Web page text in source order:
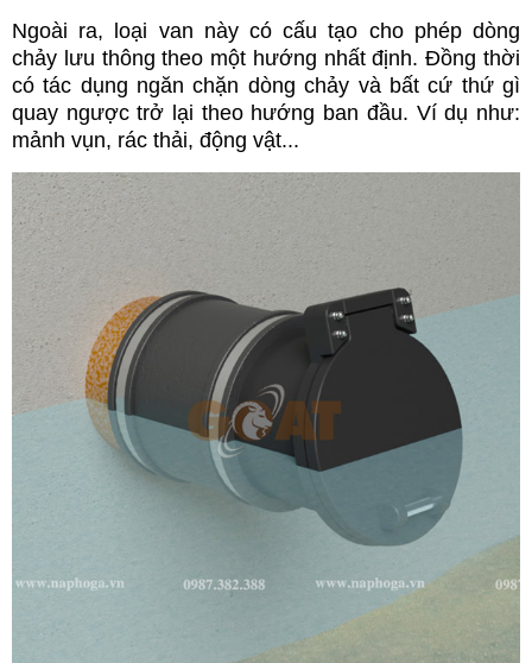
Ngoài ra, loại van này có cấu tạo cho phép dòng
chảy lưu thông theo một hướng nhất định. Đồng thời
có tác dụng ngăn chặn dòng chảy và bất cứ thứ gì
quay ngược trở lại theo hướng ban đầu. Ví dụ như:
mảnh vụn, rác thải, động vật...